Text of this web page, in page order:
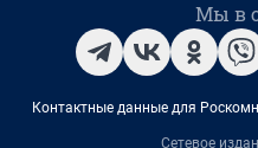
Мы в
Контактные данные для
Сетевое